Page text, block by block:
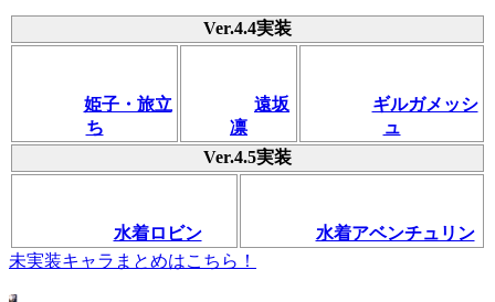
Ver.4.4実装
姫子・旅立
ち
遠坂
凛
ギルガメッシ
ュ
Ver.4.5実装
水着ロビン
水着アベンチュリン
未実装キャラまとめはこちら！